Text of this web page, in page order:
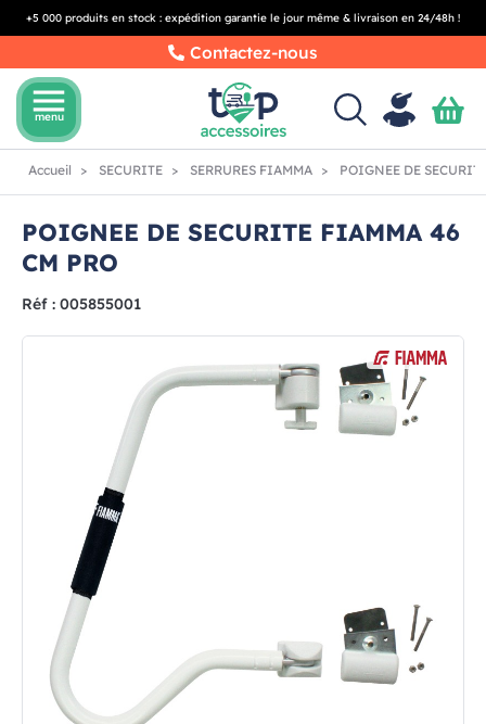
+5 000 produits en stock : expédition garantie le jour même & livraison en 24/48h !
Contactez-nous
menu
menu
Accueil SECURITE SERRURES FIAMMA POIGNEE DE
POIGNEE DE SECURITE FIAMMA 46
CM PRO
Réf : 005855001